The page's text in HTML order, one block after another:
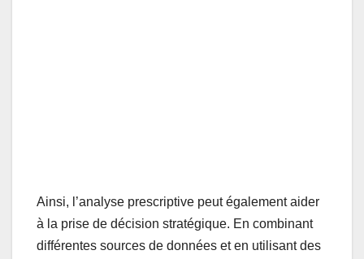
Ainsi, l’analyse prescriptive peut également aider
à la prise de décision stratégique. En combinant
différentes sources de données et en utilisant des